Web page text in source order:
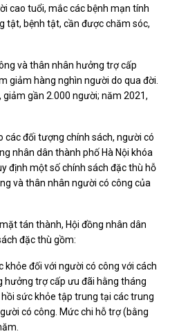
cao tuổi, mắc các bệnh mạn tính
tật, bệnh tật, cần được chăm sóc,
và thân nhân hưởng trợ cấp
giảm hàng nghìn người do qua đời.
gần 2.000 người; năm 2021,
các đối tượng chính sách, người có
nhân dân thành phố Hà Nội khóa
định một số chính sách đặc thù hỗ
và thân nhân người có công của
tán thành, Hội đồng nhân dân
đặc thù gồm:
đối với người có công với cách
hưởng trợ cấp ưu đãi hằng tháng
sức khỏe tập trung tại các trung
có công. Mức chi hỗ trợ (bằng